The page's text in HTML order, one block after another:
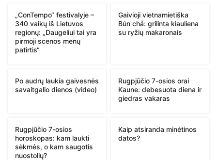
„ConTempo“ festivalyje –
340 vaikų iš Lietuvos
regionų: „Daugeliui tai yra
pirmoji scenos menų
patirtis“
Gaivioji vietnamietiška
Bún chả: grilinta kiauliena
su ryžių makaronais
Po audrų laukia gaivesnės
savaitgalio dienos (video)
Rugpjūčio 7-osios orai
Kaune: debesuota diena ir
giedras vakaras
Rugpjūčio 7-osios
horoskopas: kam laukti
sėkmės, o kam saugotis
nuostolių?
Kaip atsiranda minėtinos
datos?